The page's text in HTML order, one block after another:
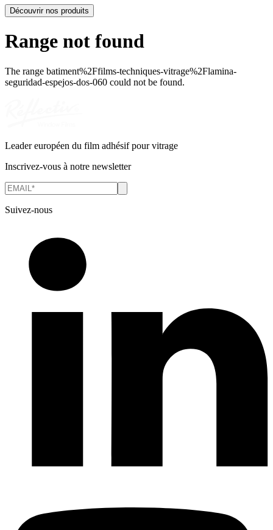
Découvrir nos produits
Range not found
The range batiment%2Ffilms-techniques-vitrage%2Flamina-
seguridad-espejos-dos-060 could not be found.
Leader européen du film adhésif pour vitrage
Inscrivez-vous à notre newsletter
Suivez-nous